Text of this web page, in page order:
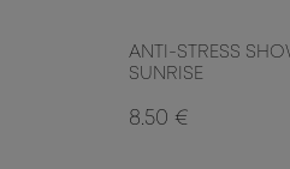
ANTI-STRESS
SUNRISE
8.50 €